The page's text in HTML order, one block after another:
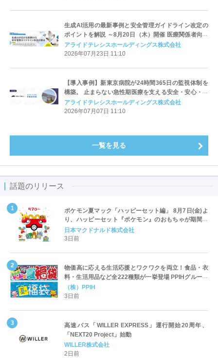
生成AI活用の最新事例と安全管理ガイドライン改定の
ポイントを解説 ～8月20日（木）開催 医療関係者向け
オンラインセミナー～
アライドテレシスホールディングス株式会社
2026年07月23日 11:10
【導入事例】新東京病院が24時間365日の監視体制を
構築。 止まらない急性期医療を支える安全・安心・安
定のネットワーク基盤を実現
アライドテレシスホールディングス株式会社
2026年07月07日 11:10
一覧を見る
話題のリリース
ポケモン夏マック「ハッピーセット編」 8月7日(金)よ
り、ハッピーセット『ポケモン』のおもちゃが期間限
定登場
日本マクドナルド株式会社
3日前
物価高に応える生活応援とワクワクを両立！食品・衣
料・生活用品など全222種類が一挙登場 PPIHグループ
「夏福袋」＆セール 8月6日(木)より順次スタート
（株）PPIH
3日前
高速バス「WILLER EXPRESS」運行開始20周年、
「NEXT20 Project」始動
WILLER株式会社
2日前